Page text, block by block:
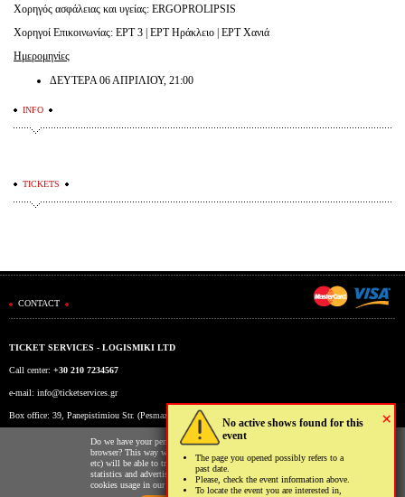
×
No active shows found for this
event
The page you opened possibly refers to a
past date.
Please, check the event information above.
To locate the event you are interested in,
Χορηγός ασφάλειας και υγείας: ERGOPROLIPSIS
Χορηγοί Επικοινωνίας: ΕΡΤ 3 | ΕΡΤ Ηράκλειο | ΕΡΤ Χανιά
Ημερομηνίες
ΔΕΥΤΕΡΑ06ΑΠΡΙΛΙΟΥ, 21:00
INFO
TICKETS
CONTACT
TICKET SERVICES - LOGISMIKI LTD
Call center: +30 210 7234567
e-mail: info@ticketservices.gr
Box office: 39, Panepistimiou Str. (Pesmazoglou Arc), Athens, Greece
Working hours: Mon-Fri: 9am-5pmDo we have your permission to store cookies to your
browser? This way we and third parties (Google, Facebook
etc) will be able to track your usage of our website for
statistics and advertising reasons. You may read more on the
cookies usage in our website clickinghere.